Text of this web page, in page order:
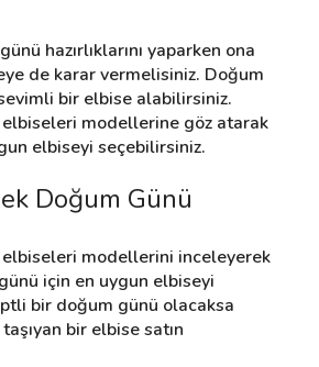
hazırlıklarını yaparken ona
de karar vermelisiniz. Doğum
bir elbise alabilirsiniz.
modellerine göz atarak
elbiseyi seçebilirsiniz.
Doğum Günü
modellerini inceleyerek
için en uygun elbiseyi
bir doğum günü olacaksa
bir elbise satın